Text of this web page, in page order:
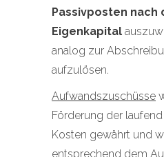
Passivposten nach
Eigenkapital
analog zur
aufzulösen.
Aufwandszuschüsse
Förderung der
Kosten gewährt und
entsprechend dem